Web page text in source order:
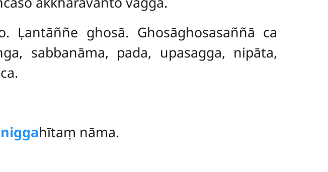
Ḷantāññe ghosā. Ghosāghosasaññā ca
sabbanāma, pada, upasagga, nipāta,
hītaṃ nāma.